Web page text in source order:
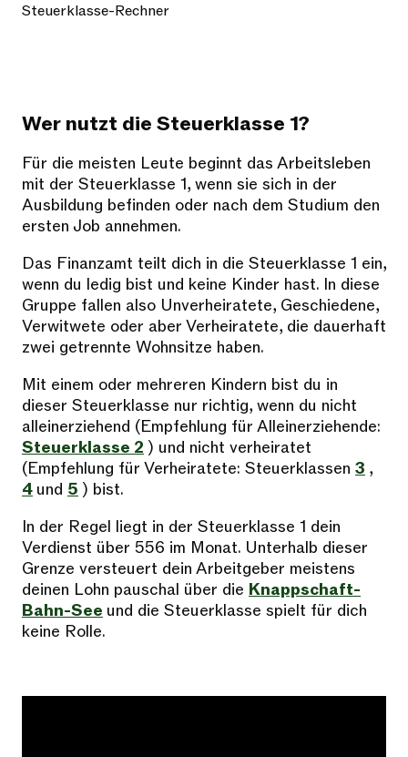
Steuerklasse-Rechner
Wer nutzt die Steuerklasse 1?
Für die meisten Leute beginnt das Arbeitsleben
mit der Steuerklasse 1, wenn sie sich in der
Ausbildung befinden oder nach dem Studium den
ersten Job annehmen.
Das Finanzamt teilt dich in die Steuerklasse 1 ein,
wenn du ledig bist und keine Kinder hast. In diese
Gruppe fallen also Unverheiratete, Geschiedene,
Verwitwete oder aber Verheiratete, die dauerhaft
zwei getrennte Wohnsitze haben.
Mit einem oder mehreren Kindern bist du in
dieser Steuerklasse nur richtig, wenn du nicht
alleinerziehend (Empfehlung für Alleinerziehende:
Steuerklasse 2 ) und nicht verheiratet
(Empfehlung für Verheiratete: Steuerklassen 3 ,
4 und 5 ) bist.
In der Regel liegt in der Steuerklasse 1 dein
Verdienst über 556 im Monat. Unterhalb dieser
Grenze versteuert dein Arbeitgeber meistens
deinen Lohn pauschal über die Knapp­schaft-
Bahn-See und die Steuerklasse spielt für dich
keine Rolle.